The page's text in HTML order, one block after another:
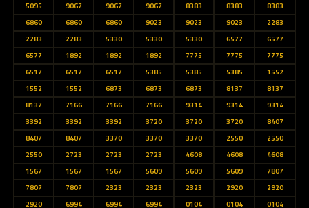
5095
9067 9067 9067 8383 8383
8383
6860
6860 6860 9023 9023 9023
2283
2283
2283 5330 5330 5330 6577
6577
6577
1892 1892 1892 7775 7775
7775
6517
6517 6517 5385 5385 5385
1552
1552
1552 6873 6873 6873 8137
8137
8137
7166 7166 7166 9314 9314
9314
3392
3392 3392 3720 3720 3720
8407
8407
8407 3370 3370 3370 2550
2550
2550
2723 2723 2723 4608 4608
4608
1567
1567 1567 5609 5609 5609
7807
7807
7807 2323 2323 2323 2920
2920
2920
6994 6994 6994 0104 0104 0104